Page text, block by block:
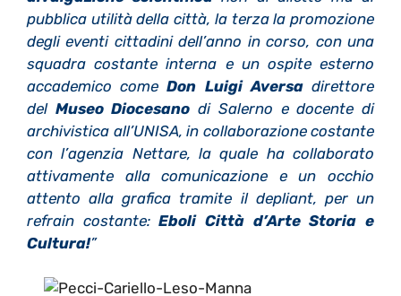
pubblica utilità della città, la terza la promozione
degli eventi cittadini dell’anno in corso, con una
squadra costante interna e un ospite esterno
accademico comeDon Luigi Aversadirettore
delMuseo Diocesano di Salerno e docente di
archivistica all’UNISA, in collaborazione costante
con l’agenzia Nettare, la quale ha collaborato
attivamente alla comunicazione e un occhio
attento alla grafica tramite il depliant, per un
refrain costante:Eboli Città d’Arte Storia e
Cultura!”